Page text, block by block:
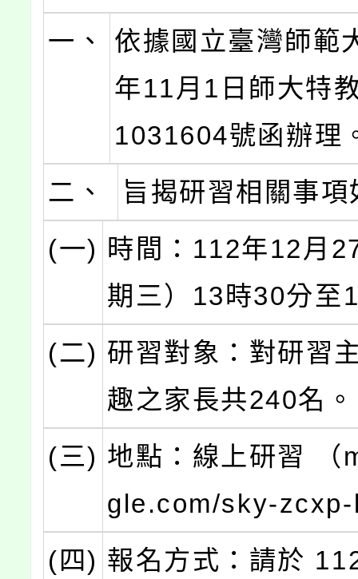
一、
依據國立臺灣師範
年11月1日師大特
1031604號函辦理
二、
旨揭研習相關事項
(一) 時間：112年12月
期三）13時30分至
(二) 研習對象：對研習
趣之家長共240名。
(三) 地點：線上研習 （
gle.com/sky-zcxp-
(四) 報名方式：請於